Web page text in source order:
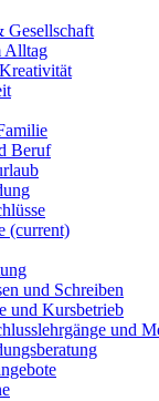
Gesellschaft
Alltag
Beruf
(current)
und Schreiben
und Kursbetrieb
und